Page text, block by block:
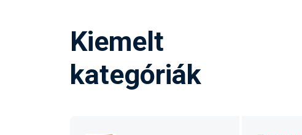
Kiemelt
kategóriák